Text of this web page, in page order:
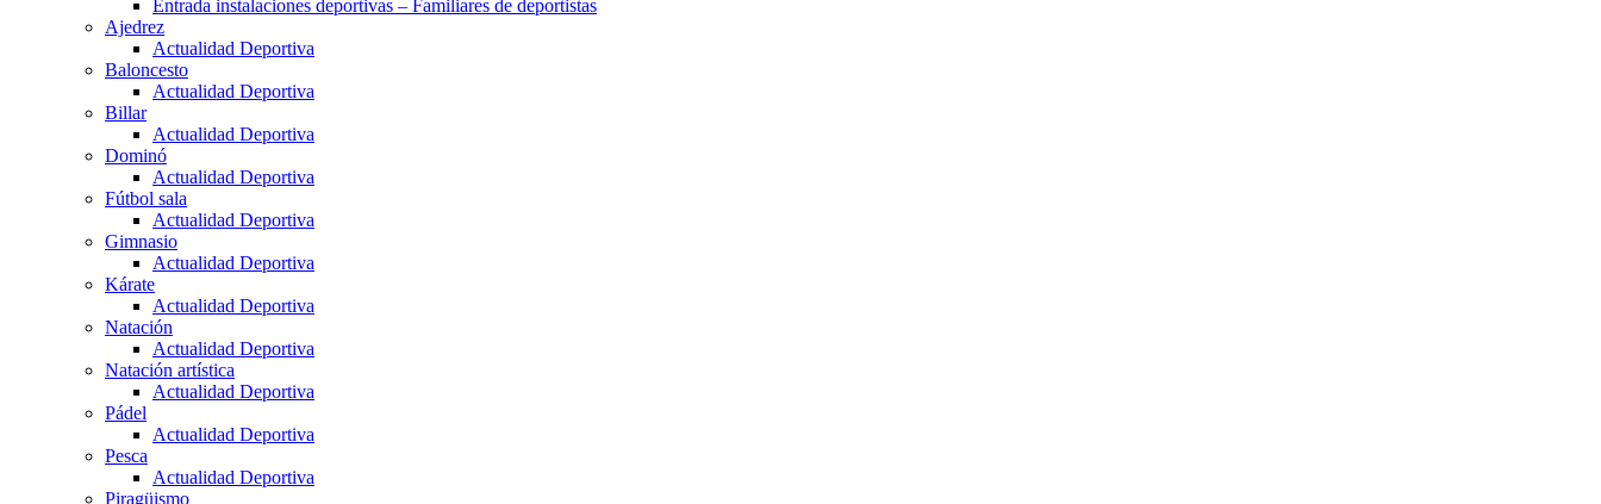
Entrada instalaciones deportivas – Familiares de deportistas
Ajedrez
Actualidad Deportiva
Baloncesto
Actualidad Deportiva
Billar
Actualidad Deportiva
Dominó
Actualidad Deportiva
Fútbol sala
Actualidad Deportiva
Gimnasio
Actualidad Deportiva
Kárate
Actualidad Deportiva
Natación
Actualidad Deportiva
Natación artística
Actualidad Deportiva
Pádel
Actualidad Deportiva
Pesca
Actualidad Deportiva
Piragüismo